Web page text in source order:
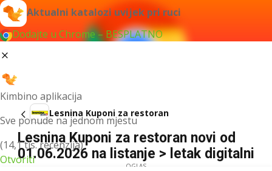
Aktualni katalozi uvijek pri ruci
Dodajte u Chrome – BESPLATNO
Kimbino aplikacija
Sve ponude na jednom mjestu
(14,1 tis. recenzija)
Otvoriti
Lesnina Kuponi za restoran
Lesnina Kuponi za restoran novi od
01.06.2026 na listanje > letak digitalni
OGLAS